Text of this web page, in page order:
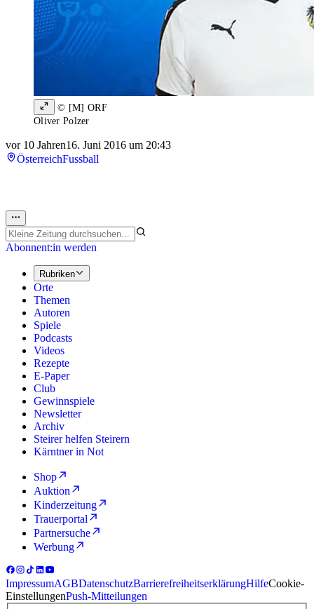
© [M] ORF
Oliver Polzer
vor 10 Jahren16. Juni 2016 um 20:43
ÖsterreichFussball
Abonnent:in werden
Rubriken
Orte
Themen
Autoren
Spiele
Podcasts
Videos
Rezepte
E-Paper
Club
Gewinnspiele
Newsletter
Archiv
Steirer helfen Steirern
Kärntner in Not
Shop
Auktion
Kinderzeitung
Trauerportal
Partnersuche
Werbung
ImpressumAGBDatenschutzBarrierefreiheitserklärungHilfeCookie-
EinstellungenPush-Mitteilungen